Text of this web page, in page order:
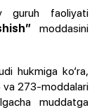
guruh faoliyati
moddasini
hukmiga ko‘ra,
273-moddalari
muddatga